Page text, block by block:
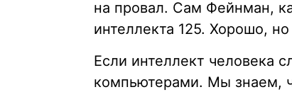
на провал. Сам Фейнман,
интеллекта 125. Хорошо,
Если интеллект человека
компьютерами. Мы знаем,